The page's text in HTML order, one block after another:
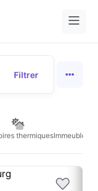
Filtrer
thermiquesImmeubles